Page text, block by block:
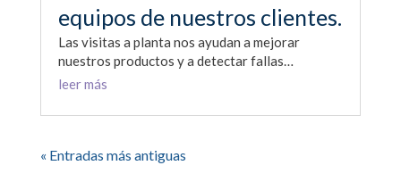
equipos de nuestros clientes.
Las visitas a planta nos ayudan a mejorar
nuestros productos y a detectar fallas…
leer más
« Entradas más antiguas